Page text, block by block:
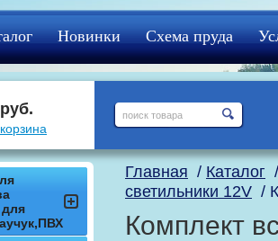
Новинки Схема пруда
кцф
Главная / Каталог
светильники 12V /
Комплект
для